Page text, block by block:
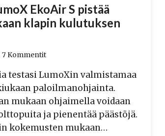
EkoAir S pistää
klapin kulutuksen
7 Kommentit
testasi LumoXin valmistamaa
paloilmanohjainta.
mukaan ohjaimella voidaan
ja pienentää päästöjä.
kokemusten mukaan…